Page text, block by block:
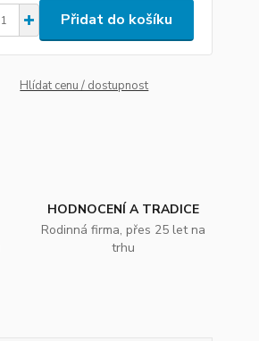
Přidat do košíku
Hlídat cenu / dostupnost
HODNOCENÍ A TRADICE
Rodinná firma, přes 25 let na
trhu